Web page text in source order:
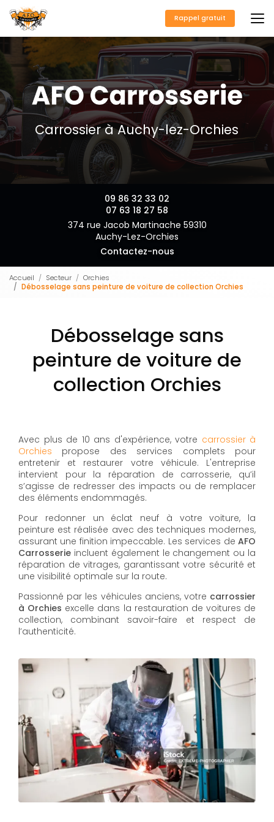
au
contenu
principal
Rappel gratuit
Carrossier à Auchy-lez-Orchies
09 86 32 33 02
07 63 18 27 58
374 rue Jacob Martinache 59310
Auchy-Lez-Orchies
Contactez-nous
Accueil Secteur
Orchies
Débosselage sans peinture de voiture de collection Orchies
Débosselage sans
peinture de voiture de
collection Orchies
Avec plus de 10 ans d'expérience, votre carrossier à
Orchies propose des services complets pour
entretenir et restaurer votre véhicule. L'entreprise
intervient pour la réparation de carrosserie, qu’il
s’agisse de redresser des impacts ou de remplacer
des éléments endommagés.
Pour redonner un éclat neuf à votre voiture, la
peinture est réalisée avec des techniques modernes,
assurant une finition impeccable. Les services de AFO
Carrosserie incluent également le changement ou la
réparation de vitrages, garantissant votre sécurité et
une visibilité optimale sur la route.
Passionné par les véhicules anciens, votre carrossier
à Orchies excelle dans la restauration de voitures de
collection, combinant savoir-faire et respect de
l’authenticité.